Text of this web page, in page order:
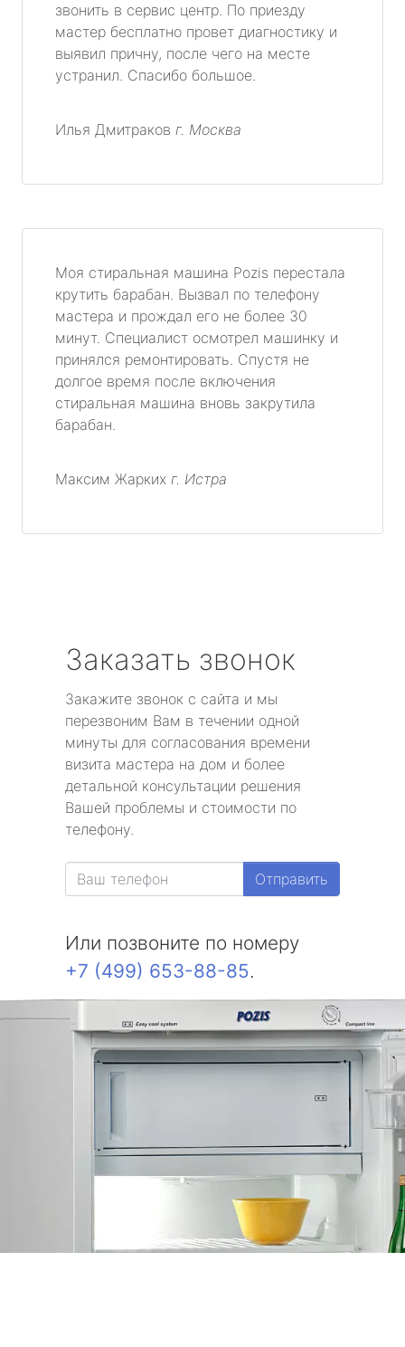
звонить в сервис центр. По приезду
мастер бесплатно провет диагностику и
выявил причну, после чего на месте
устранил. Спасибо большое.
Илья Дмитраков г. Москва
Моя стиральная машина Pozis перестала
крутить барабан. Вызвал по телефону
мастера и прождал его не более 30
минут. Специалист осмотрел машинку и
принялся ремонтировать. Спустя не
долгое время после включения
стиральная машина вновь закрутила
барабан.
Максим Жарких г. Истра
Заказать звонок
Закажите звонок с сайта и мы
перезвоним Вам в течении одной
минуты для согласования времени
визита мастера на дом и более
детальной консультации решения
Вашей проблемы и стоимости по
телефону.
Отправить
Или позвоните по номеру
+7 (499) 653-88-85.